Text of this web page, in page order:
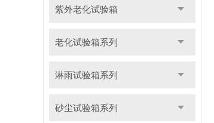
紫外老化试验箱
老化试验箱系列
淋雨试验箱系列
砂尘试验箱系列